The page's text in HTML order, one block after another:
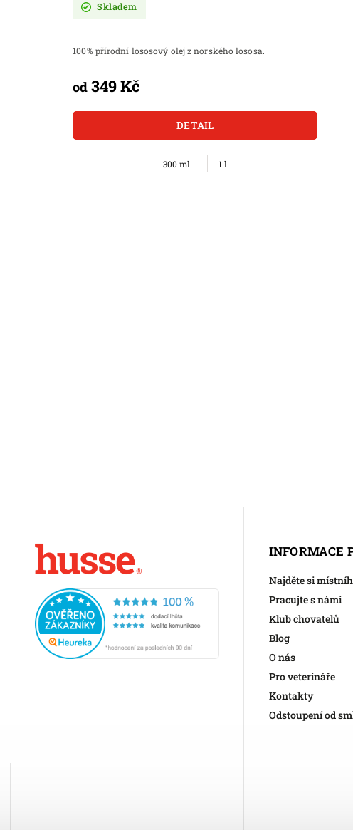
Skladem
od 349 Kč
DETAIL
100% přírodní lososový olej z norského lososa.
300 ml 1 l
INFORMACE
Najděte si
Pracujte s námi
Klub chovatelů
Blog
O nás
Pro veterináře
Kontakty
Odstoupení od